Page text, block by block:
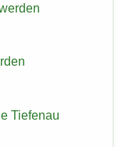
Tie­fen­au